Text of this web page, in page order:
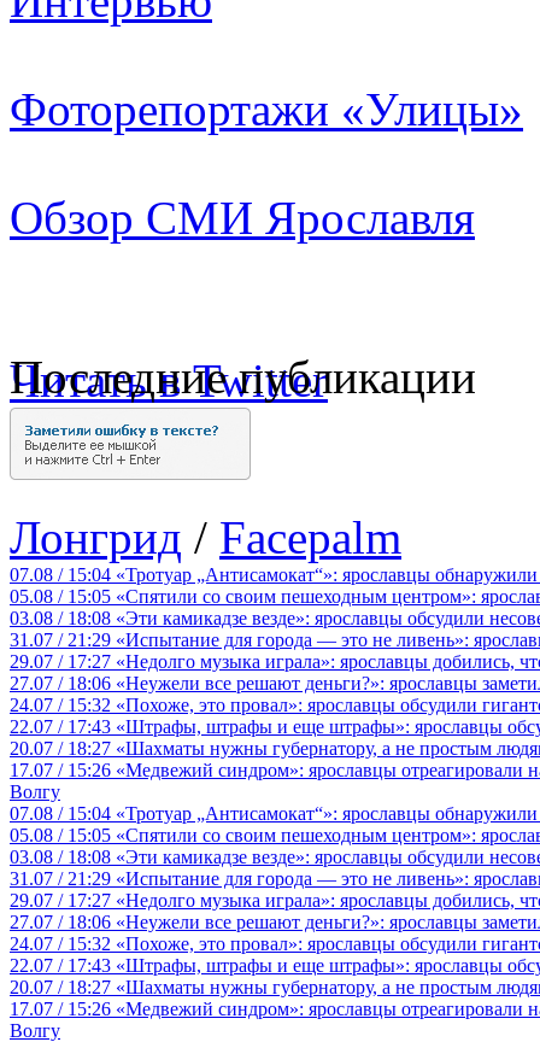
Фоторепортажи «Улицы»
Обзор СМИ Ярославля
Последние публикации
Читать в Twitter
Лонгрид / Facepalm
07.08 / 15:04 «Тротуар „Антисамокат“»: ярославцы
05.08 / 15:05 «Спятили со своим пешеходным центром»:
03.08 / 18:08 «Эти камикадзе везде»: ярославцы обсудили
31.07 / 21:29 «Испытание для города — это не ливень»:
29.07 / 17:27 «Недолго музыка играла»: ярославцы добились,
27.07 / 18:06 «Неужели все решают деньги?»: ярославцы
24.07 / 15:32 «Похоже, это провал»: ярославцы обсудили
22.07 / 17:43 «Штрафы, штрафы и еще штрафы»: ярославцы
20.07 / 18:27 «Шахматы нужны губернатору, а не простым
17.07 / 15:26 «Медвежий синдром»: ярославцы отреагировали
Волгу
07.08 / 15:04 «Тротуар „Антисамокат“»: ярославцы
05.08 / 15:05 «Спятили со своим пешеходным центром»:
03.08 / 18:08 «Эти камикадзе везде»: ярославцы обсудили
31.07 / 21:29 «Испытание для города — это не ливень»:
29.07 / 17:27 «Недолго музыка играла»: ярославцы добились,
27.07 / 18:06 «Неужели все решают деньги?»: ярославцы
24.07 / 15:32 «Похоже, это провал»: ярославцы обсудили
22.07 / 17:43 «Штрафы, штрафы и еще штрафы»: ярославцы
20.07 / 18:27 «Шахматы нужны губернатору, а не простым
17.07 / 15:26 «Медвежий синдром»: ярославцы отреагировали
Волгу